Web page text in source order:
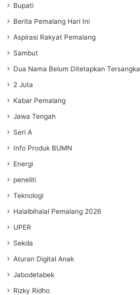
Bupati
Berita Pemalang Hari Ini
Aspirasi Rakyat Pemalang
Sambut
Dua Nama Belum Ditetapkan Tersangka
2 Juta
Kabar Pemalang
Jawa Tengah
Seri A
Info Produk BUMN
Energi
peneliti
Teknologi
Halalbihalal Pemalang 2026
UPER
Sekda
Aturan Digital Anak
Jabodetabek
Rizky Ridho